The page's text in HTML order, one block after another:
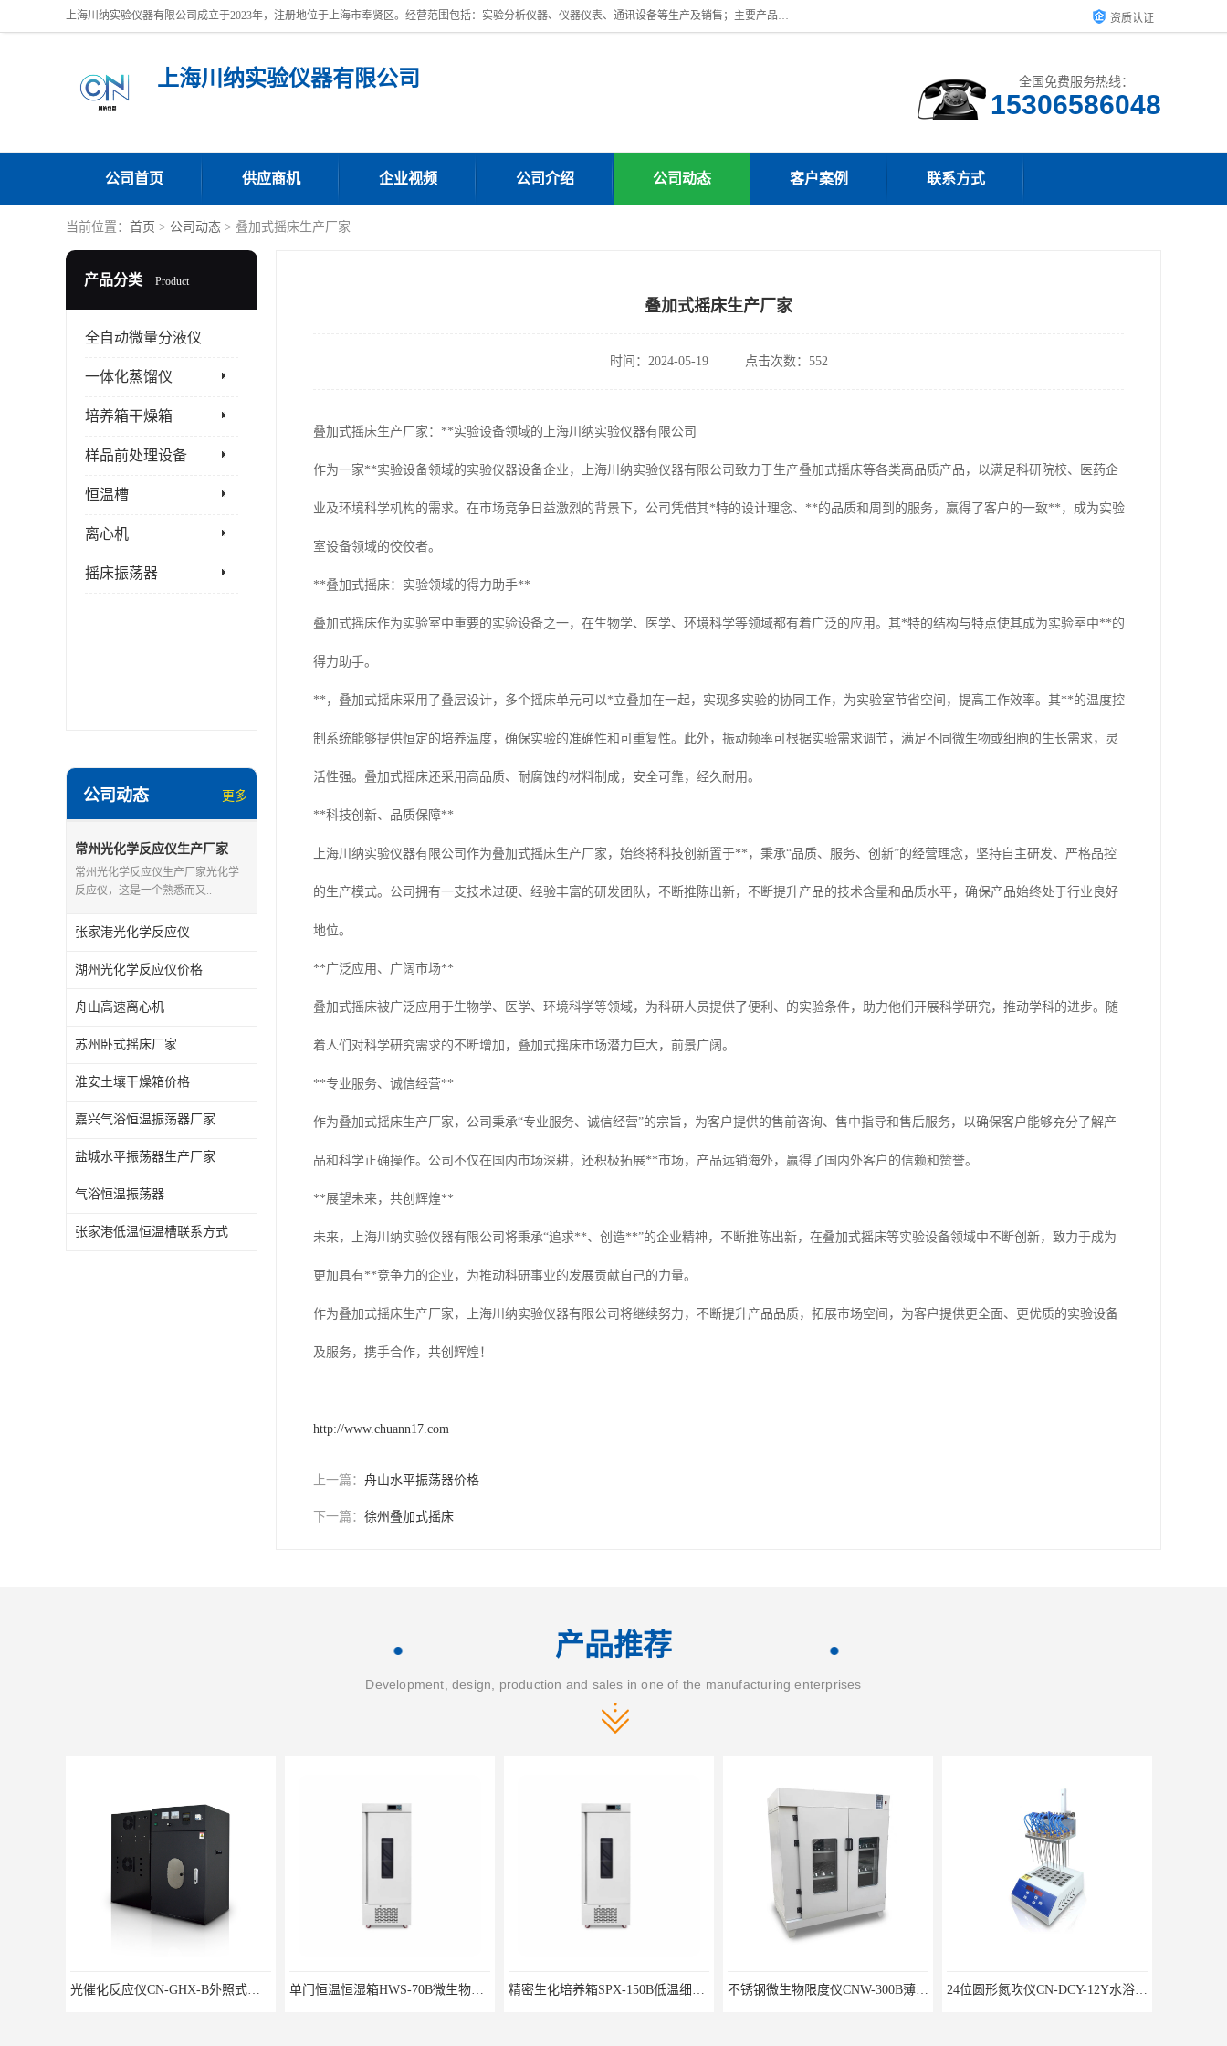
上海川纳实验仪器有限公司成立于2023年，注册地位于上海市奉贤区。经营范围包括：实验分析仪器、仪器仪表、通讯设备等生产及销售；主要产品有：全自动微量分液仪，一体化蒸馏仪，氟化物蒸馏仪，培养箱干燥箱，人工气候箱，生化培养箱，二氧化碳培养箱，厌氧培养箱，三气培养箱，光照培养箱等。 资质认证
上海川纳实验仪器有限公司 全国免费服务热线：
15306586048
公司首页 供应商机 企业视频 公司介绍 公司动态 客户案例 联系方式
当前位置： 首页 > 公司动态 > 叠加式摇床生产厂家
产品分类 Product
全自动微量分液仪
一体化蒸馏仪
培养箱干燥箱
样品前处理设备
恒温槽
离心机
摇床振荡器
公司动态 更多
常州光化学反应仪生产厂家
常州光化学反应仪生产厂家光化学
反应仪，这是一个熟悉而又..
张家港光化学反应仪
湖州光化学反应仪价格
舟山高速离心机
苏州卧式摇床厂家
淮安土壤干燥箱价格
嘉兴气浴恒温振荡器厂家
盐城水平振荡器生产厂家
气浴恒温振荡器
张家港低温恒温槽联系方式
叠加式摇床生产厂家
时间：2024-05-19 点击次数：552
叠加式摇床生产厂家：**实验设备领域的上海川纳实验仪器有限公司
作为一家**实验设备领域的实验仪器设备企业，上海川纳实验仪器有限公司致力于生产叠加式摇床等各类高品质产品，以满足科研院校、医药企
业及环境科学机构的需求。在市场竞争日益激烈的背景下，公司凭借其*特的设计理念、**的品质和周到的服务，赢得了客户的一致**，成为实验
室设备领域的佼佼者。
**叠加式摇床：实验领域的得力助手**
叠加式摇床作为实验室中重要的实验设备之一，在生物学、医学、环境科学等领域都有着广泛的应用。其*特的结构与特点使其成为实验室中**的
得力助手。
**，叠加式摇床采用了叠层设计，多个摇床单元可以*立叠加在一起，实现多实验的协同工作，为实验室节省空间，提高工作效率。其**的温度控
制系统能够提供恒定的培养温度，确保实验的准确性和可重复性。此外，振动频率可根据实验需求调节，满足不同微生物或细胞的生长需求，灵
活性强。叠加式摇床还采用高品质、耐腐蚀的材料制成，安全可靠，经久耐用。
**科技创新、品质保障**
上海川纳实验仪器有限公司作为叠加式摇床生产厂家，始终将科技创新置于**，秉承“品质、服务、创新”的经营理念，坚持自主研发、严格品控
的生产模式。公司拥有一支技术过硬、经验丰富的研发团队，不断推陈出新，不断提升产品的技术含量和品质水平，确保产品始终处于行业良好
地位。
**广泛应用、广阔市场**
叠加式摇床被广泛应用于生物学、医学、环境科学等领域，为科研人员提供了便利、的实验条件，助力他们开展科学研究，推动学科的进步。随
着人们对科学研究需求的不断增加，叠加式摇床市场潜力巨大，前景广阔。
**专业服务、诚信经营**
作为叠加式摇床生产厂家，公司秉承“专业服务、诚信经营”的宗旨，为客户提供的售前咨询、售中指导和售后服务，以确保客户能够充分了解产
品和科学正确操作。公司不仅在国内市场深耕，还积极拓展**市场，产品远销海外，赢得了国内外客户的信赖和赞誉。
**展望未来，共创辉煌**
未来，上海川纳实验仪器有限公司将秉承“追求**、创造**”的企业精神，不断推陈出新，在叠加式摇床等实验设备领域中不断创新，致力于成为
更加具有**竞争力的企业，为推动科研事业的发展贡献自己的力量。
作为叠加式摇床生产厂家，上海川纳实验仪器有限公司将继续努力，不断提升产品品质，拓展市场空间，为客户提供更全面、更优质的实验设备
及服务，携手合作，共创辉煌！
http://www.chuann17.com
上一篇： 舟山水平振荡器价格
下一篇： 徐州叠加式摇床
产品推荐
Development, design, production and sales in one of the manufacturing enterprises
光催化反应仪CN-GHX-B外照式光化学反应器 单门恒温恒湿箱HWS-70B微生物细菌培养箱 精密生化培养箱SPX-150B低温细菌培养箱 不锈钢微生物限度仪CNW-300B薄膜过滤器 24位圆形氮吹仪CN-DCY-12Y水浴氮气吹扫捕集仪